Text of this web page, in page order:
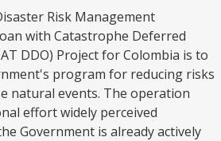
Risk Management
with Catastrophe Deferred
DDO) Project for Colombia is to
program for reducing risks
natural events. The operation
effort widely perceived
Government is already actively